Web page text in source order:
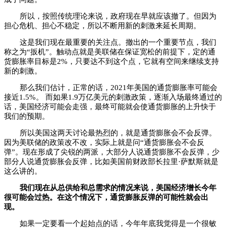
所以，按照传统理论来说，政府现在早就应该撤了。但因为
担心危机、担心不稳定，所以不断用新的刺激来延长周期。
这是我们现在最重要的关注点。撤出的一个重要节点，我们
称之为“扳机”。触动点就是美联储在保证宽松的前提下，定的通
货膨胀率目标是2%，只要达不到这个点，它就有空间来继续支持
新的刺激。
那么我们估计，正常的话，2021年美国的通货膨胀率可能会
接近1.5%。 而如果1.9万亿美元的刺激政策，逐渐入场最终通过的
话，美国经济可能会走强，最终可能就会使通货膨胀的上升快于
我们的预期。
所以美国这两天讨论最热烈的，就是通货膨胀会不会反弹。
因为美联储的政策改不改，实际上就是问“通货膨胀会不会反
弹”。现在形成了尖锐的两派，大部分人说通货膨胀不会反弹，少
部分人说通货膨胀会反弹，比如美国前财政部长拉里·萨默斯就是
这么讲的。
我们现在从总供给和总需求的情况来说，美国经济增长今年
很可能会过热。在这个情况下，通货膨胀反弹的可能性就会出
现。
如果一定要看一个起始点的话，今年年底我觉得是一个很敏